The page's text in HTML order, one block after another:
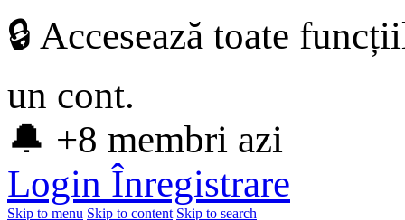
🔒 Accesează toate
un cont.
🔔 +8 membri azi
Login Înregistrare
Skip to menu Skip to content Skip to search